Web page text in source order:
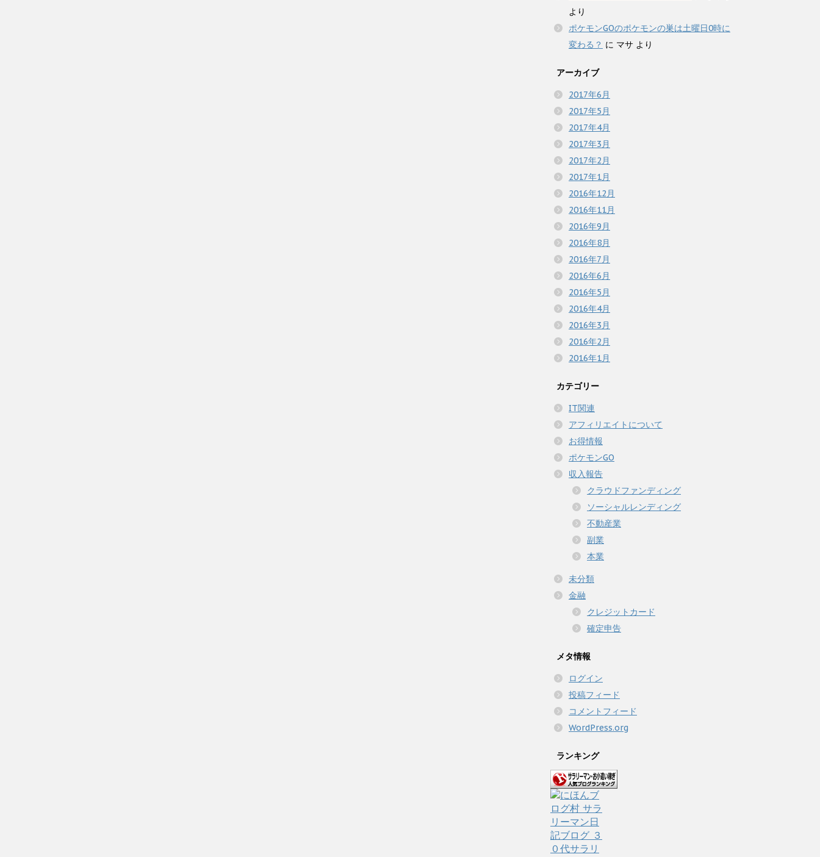
より
ポケモンGOのポケモンの巣は土曜日0時に
変わる？ に マサ より
アーカイブ
2017年6月
2017年5月
2017年4月
2017年3月
2017年2月
2017年1月
2016年12月
2016年11月
2016年9月
2016年8月
2016年7月
2016年6月
2016年5月
2016年4月
2016年3月
2016年2月
2016年1月
カテゴリー
IT関連
アフィリエイトについて
お得情報
ポケモンGO
収入報告
クラウドファンディング
ソーシャルレンディング
不動産業
副業
本業
未分類
金融
クレジットカード
確定申告
メタ情報
ログイン
投稿フィード
コメントフィード
WordPress.org
ランキング